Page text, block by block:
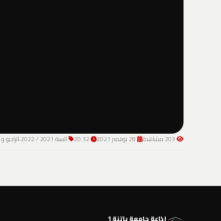
السنة 2021 / 2022،الراديو و التلفزيون
إذاعة جامعة باتنة 1